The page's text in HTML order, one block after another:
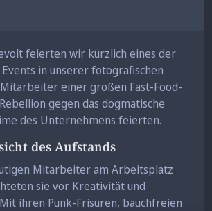
feierten wir kürzlich eines der
in unserer fotografischen
einer großen Fast-Food-
gegen das dogmatische
des Unternehmens feierten.
des Aufstands
Mitarbeiter am Arbeitsplatz
sie vor Kreativität und
ihren Punk-Frisuren, bauchfreien